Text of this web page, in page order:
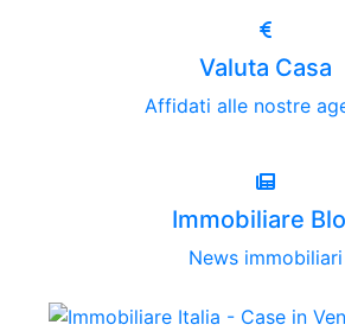
Valuta Casa
Affidati alle nostre
Immobiliare
News immobiliari